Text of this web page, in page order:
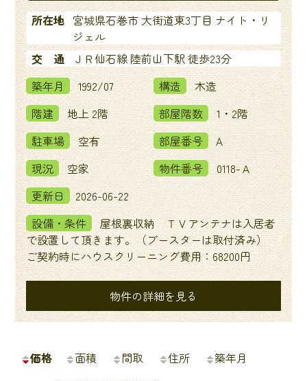
所在地 宮城県石巻市 大街道東3丁目 ナイト・リ
ジェル
交 通
ＪＲ仙石線 陸前山下駅 徒歩23分
築年月
1992/07 構造
木造
階建
地上 2階 部屋階数
1・2階
駐車場
空有 部屋番号
Ａ
現況
空家 物件番号
0118-Ａ
更新日
2026-06-22
設備・条件
屋根裏収納 ＴＶアンテナは入居者
で設置して頂きます。（ブースターは取付済み）
ご契約時にハウスクリーニング費用：68200円
物件の詳細を見る
価格 面積 間取 住所 築年月